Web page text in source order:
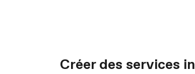
Créer des services